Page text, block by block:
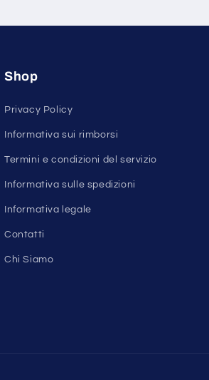
Shop
Privacy Policy
Informativa sui rimborsi
Termini e condizioni del servizio
Informativa sulle spedizioni
Informativa legale
Contatti
Chi Siamo